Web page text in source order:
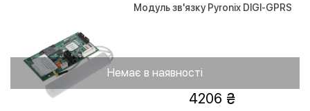
Немає в наявності
Модуль зв'язку Pyronix DIGI-GPRS
4206